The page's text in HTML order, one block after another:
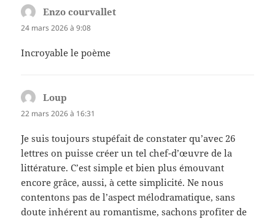
Enzo courvallet
24 mars 2026 à 9:08
Incroyable le poème
Loup
22 mars 2026 à 16:31
Je suis toujours stupéfait de constater qu’avec 26
lettres on puisse créer un tel chef-d’œuvre de la
littérature. C’est simple et bien plus émouvant
encore grâce, aussi, à cette simplicité. Ne nous
contentons pas de l’aspect mélodramatique, sans
doute inhérent au romantisme, sachons profiter de